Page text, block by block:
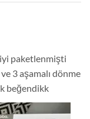
paketlenmişti
3 aşamalı dönme
beğendikk